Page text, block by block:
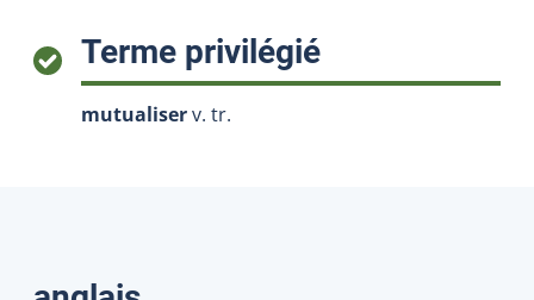
Terme privilégié:
mutualiserv. tr.